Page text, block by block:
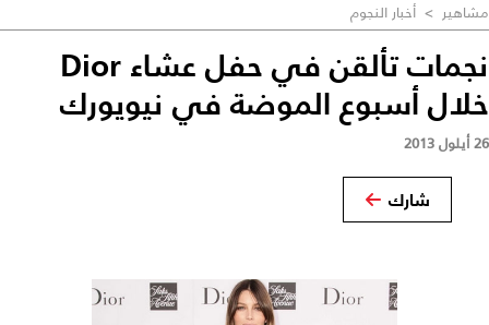
مشاهير > أخبار النجوم
نجمات تألقن في حفل عشاء Dior
خلال أسبوع الموضة في نيويورك
26 أيلول 2013
شارك